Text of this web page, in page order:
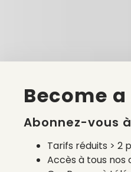
Become
Abonnez-vous
Tarifs réduits > 2
Accès à tous nos